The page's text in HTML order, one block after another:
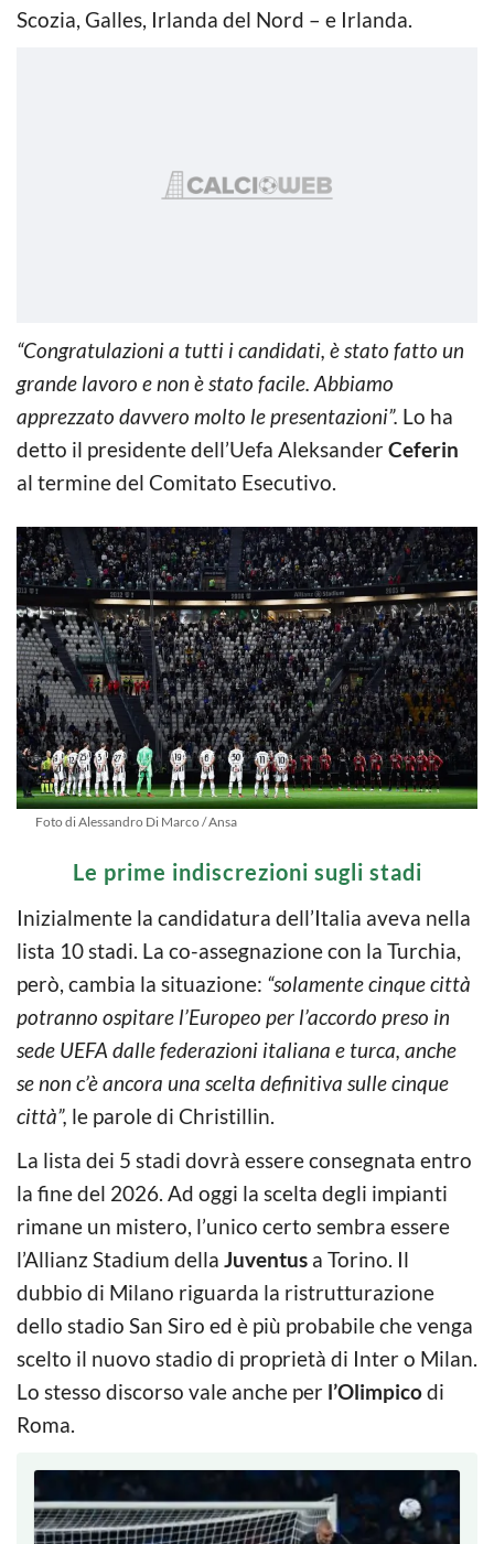
Scozia, Galles, Irlanda del Nord – e Irlanda.
“Congratulazioni a tutti i candidati, è stato fatto un
grande lavoro e non è stato facile. Abbiamo
apprezzato davvero molto le presentazioni”. Lo ha
detto il presidente dell’Uefa AleksanderCeferin
al termine del Comitato Esecutivo.
Foto di Alessandro Di Marco / Ansa
Le prime indiscrezioni sugli stadi
Inizialmente la candidatura dell’Italia aveva nella
lista 10 stadi. La co-assegnazione con la Turchia,
però, cambia la situazione: “solamente cinque città
potranno ospitare l’Europeo per l’accordo preso in
sede UEFA dalle federazioni italiana e turca, anche
se non c’è ancora una scelta definitiva sulle cinque
città”, le parole di Christillin.
La lista dei 5 stadi dovrà essere consegnata entro
la fine del 2026. Ad oggi la scelta degli impianti
rimane un mistero, l’unico certo sembra essere
l’Allianz Stadium della Juventus a Torino. Il
dubbio di Milano riguarda la ristrutturazione
dello stadio San Siro ed è più probabile che venga
scelto il nuovo stadio di proprietà di Inter o Milan.
Lo stesso discorso vale anche per l’Olimpicodi
Roma.